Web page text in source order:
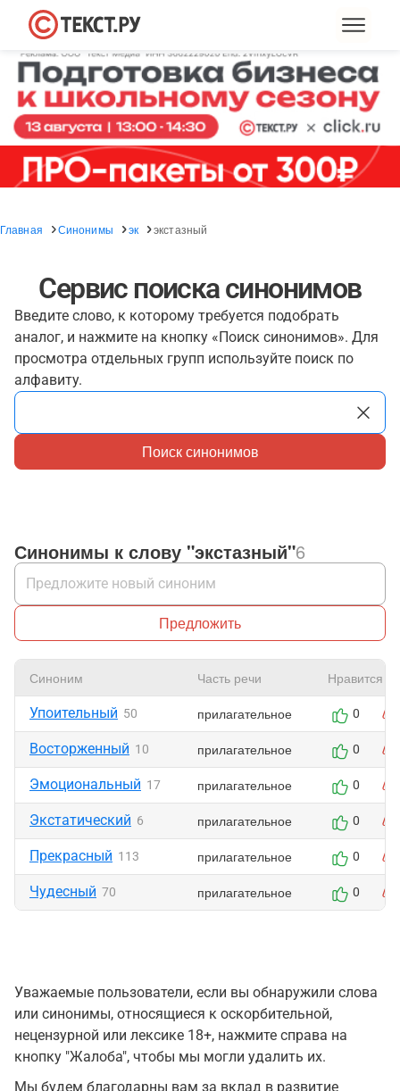
Главная Синонимы эк экстазный
Сервис поиска синонимов
Введите слово, к которому требуется подобрать
аналог, и нажмите на кнопку «Поиск синонимов». Для
просмотра отдельных групп используйте поиск по
алфавиту.
Поиск синонимов
Синонимы к слову "экстазный"6
Предложить
Синоним Часть речи Нравится
Упоительный 50 прилагательное 0
Восторженный 10 прилагательное 0
Эмоциональный 17 прилагательное 0
Экстатический 6 прилагательное 0
Прекрасный 113 прилагательное 0
Чудесный 70 прилагательное 0
Уважаемые пользователи, если вы обнаружили слова
или синонимы, относящиеся к оскорбительной,
нецензурной или лексике 18+, нажмите справа на
кнопку "Жалоба", чтобы мы могли удалить их.
Мы будем благодарны вам за вклад в развитие